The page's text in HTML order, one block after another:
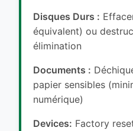
Disques Durs :
équivalent) ou
élimination
Documents :
papier sensibles
numérique)
Devices: Factory